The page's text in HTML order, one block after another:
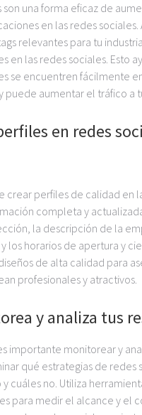
son una forma eficaz de
en las redes sociales.
relevantes para tu
en las redes sociales. Esto
se encuentren fácilmente
puede aumentar el tráfico a
en redes
crear perfiles de calidad en
completa y
la descripción de la
los horarios de apertura y
de alta calidad para
profesionales y atractivos.
y analiza tus
importante monitorear y
qué estrategias de redes
cuáles no. Utiliza
para medir el alcance y el